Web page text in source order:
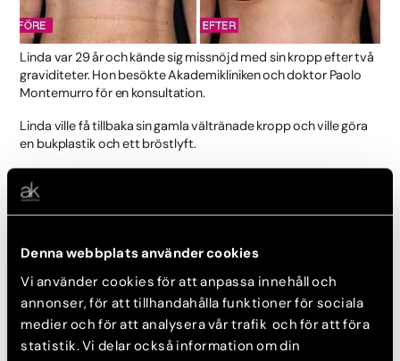
Denna webbplats använder cookies
Vi använder cookies för att anpassa innehåll och
annonser, för att tillhandahålla funktioner för sociala
medier och för att analysera vår trafik och för att föra
statistik. Vi delar också information om din
Linda var 29 år och kände sig missnöjd med sin kropp efter två
graviditeter. Hon besökte Akademikliniken och doktor Paolo
Montemurro för en konsultation.
Linda ville få tillbaka sin gamla vältränade kropp och ville göra
en bukplastik och ett bröstlyft.
hade allt sjunkit ner. Brösten hade blivit hängiga och magen
hade mycket lös hud, säger doktor Paolo Montemurro.
Lindas bröst hade tappat volym efter amningen, därför
började Paolo med att göra en helt vanlig bröstförstoring.
— För att välja ett implantat som passade Linda bra så gjorde
vi en 3D-simulering för att Linda skulle kunna se slutresultatet.
Resultatet som man får fram då ligger mycket nära
verkligheten, något både jag och patienter tycker är helt